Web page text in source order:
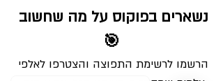
🎯